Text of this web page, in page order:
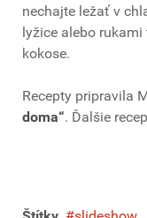
nechajte ležať v
lyžice alebo
kokose.
Recepty pripravila
doma“. Ďalšie